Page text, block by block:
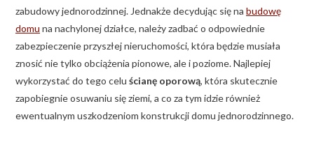
zabudowy jednorodzinnej. Jednakże decydując się na budowę
domu na nachylonej działce, należy zadbać o odpowiednie
zabezpieczenie przyszłej nieruchomości, która będzie musiała
znosić nie tylko obciążenia pionowe, ale i poziome. Najlepiej
wykorzystać do tego celu ścianę oporową, która skutecznie
zapobiegnie osuwaniu się ziemi, a co za tym idzie również
ewentualnym uszkodzeniom konstrukcji domu jednorodzinnego.